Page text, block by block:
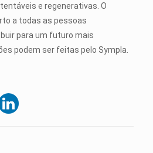
e regenerativas. O
a todas as pessoas
para um futuro mais
podem ser feitas pelo Sympla.